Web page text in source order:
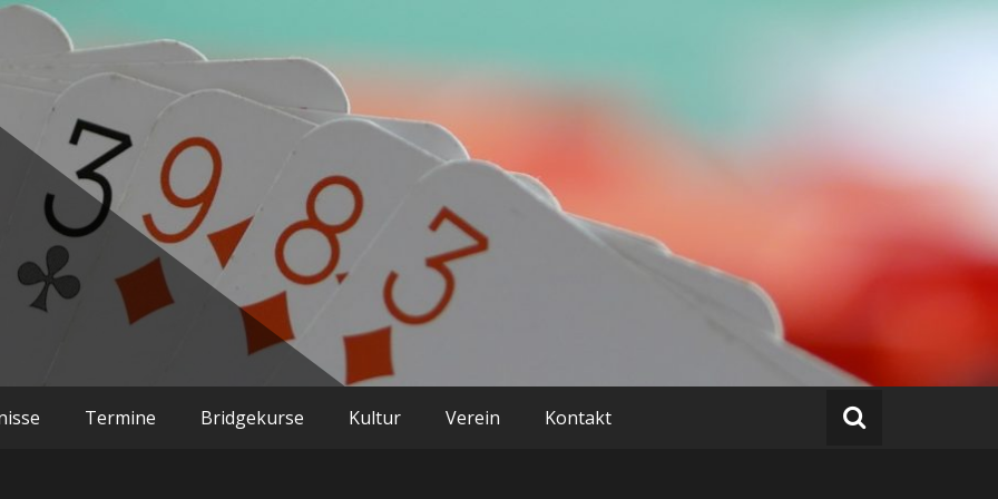
und Kulturladen
Termine Bridgekurse Kultur Verein Kontakt